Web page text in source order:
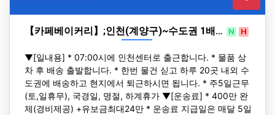
【카페베이커리】;인천(계양구)~수도권 1배… N H
▼[일내용] * 07:00시에 인천센터로 출근합니다. * 물품 상
차 후 배송 출발합니다. * 한번 물건 싣고 하루 20곳 내외 수
도권에 배송하고 현지에서 퇴근하시면 됩니다. * 주5일근무
(토,일휴무), 국경일, 명절, 하계휴가 ▼[운송료] * 400만 완
제(경비제공) +유보금최대24만 * 운송료 지급일은 매달 5일